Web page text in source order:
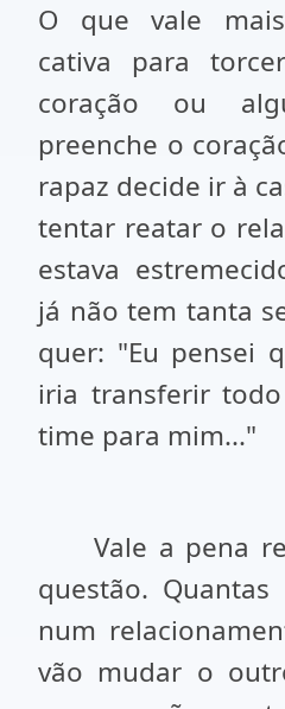
O que vale
cativa para
coração ou
preenche o
rapaz decide ir à
tentar reatar o
estava
já não tem tanta
quer: "Eu pensei
iria transferir
time para mim..."
Vale a pena
questão.
num
vão mudar o